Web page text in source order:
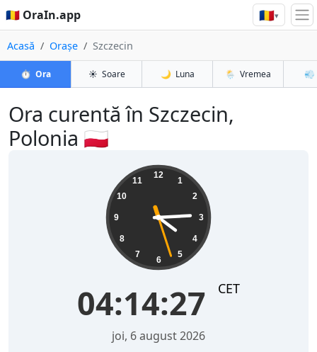
🇷🇴 OraIn.app 🇷🇴▾
Acasă Orașe Szczecin
⏱️ Ora ☀️ Soare 🌙 Luna 🌦️ Vremea 💨
Ora curentă în Szczecin,
Polonia 🇵🇱
12
1
2
3
4
5
6
7
8
9
10
11
04:14:27 CET
joi, 6 august 2026